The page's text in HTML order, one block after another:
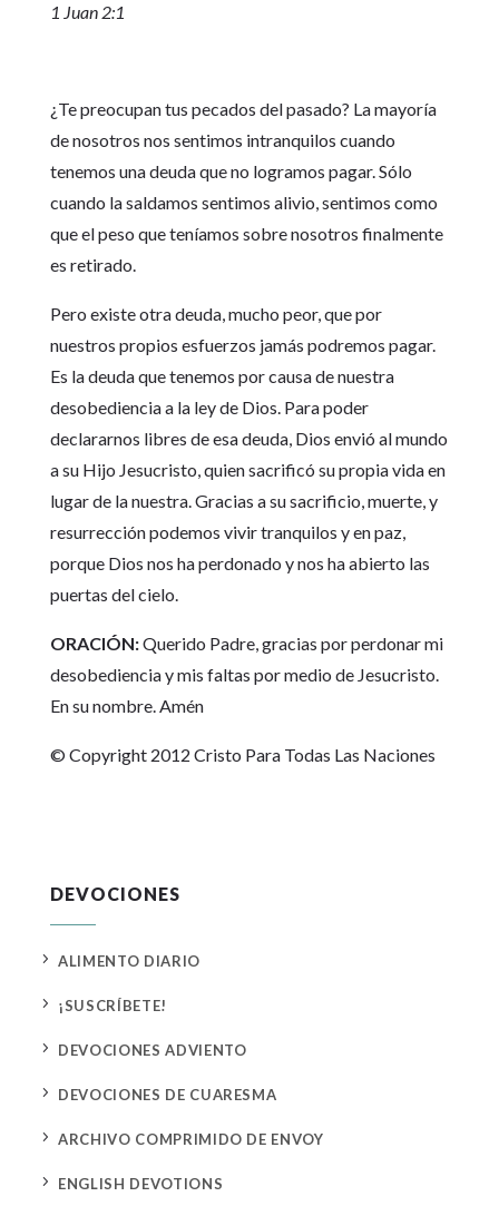
1 Juan 2:1
¿Te preocupan tus pecados del pasado? La mayoría
de nosotros nos sentimos intranquilos cuando
tenemos una deuda que no logramos pagar. Sólo
cuando la saldamos sentimos alivio, sentimos como
que el peso que teníamos sobre nosotros finalmente
es retirado.
Pero existe otra deuda, mucho peor, que por
nuestros propios esfuerzos jamás podremos pagar.
Es la deuda que tenemos por causa de nuestra
desobediencia a la ley de Dios. Para poder
declararnos libres de esa deuda, Dios envió al mundo
a su Hijo Jesucristo, quien sacrificó su propia vida en
lugar de la nuestra. Gracias a su sacrificio, muerte, y
resurrección podemos vivir tranquilos y en paz,
porque Dios nos ha perdonado y nos ha abierto las
puertas del cielo.
ORACIÓN:Querido Padre, gracias por perdonar mi
desobediencia y mis faltas por medio de Jesucristo.
En su nombre. Amén
© Copyright 2012 Cristo Para Todas Las Naciones
DEVOCIONES
5 ALIMENTO DIARIO
5 ¡SUSCRÍBETE!
5 DEVOCIONES ADVIENTO
5 DEVOCIONES DE CUARESMA
5 ARCHIVO COMPRIMIDO DE ENVOY
5 ENGLISH DEVOTIONS